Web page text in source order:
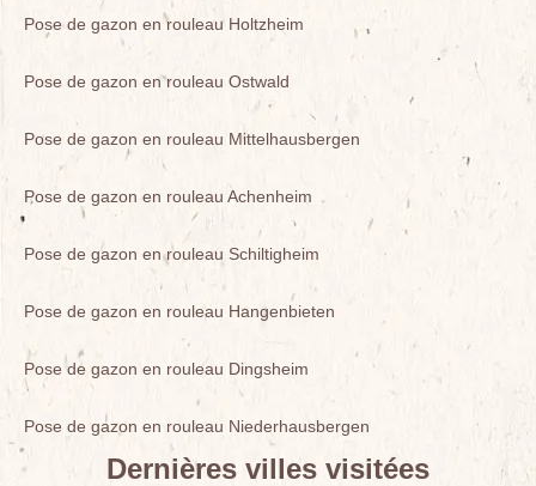
Pose de gazon en rouleau Holtzheim
Pose de gazon en rouleau Ostwald
Pose de gazon en rouleau Mittelhausbergen
Pose de gazon en rouleau Achenheim
Pose de gazon en rouleau Schiltigheim
Pose de gazon en rouleau Hangenbieten
Pose de gazon en rouleau Dingsheim
Pose de gazon en rouleau Niederhausbergen
Dernières villes visitées